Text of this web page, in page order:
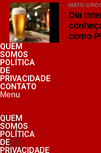
grelhadas.
Weiss: tradição das
Outro representante da
tradicional cerveja de
Elaborada com
composição, ela
características
fermentação e sem
MATO
Dia
como
QUEM
SOMOS
POLÍTICA
DE
PRIVACIDADE
CONTATO
Menu
QUEM
SOMOS
POLÍTICA
DE
PRIVACIDADE